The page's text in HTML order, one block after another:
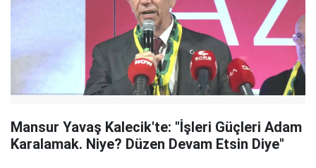
Mansur Yavaş Kalecik'te: "İşleri Güçleri Adam
Karalamak. Niye? Düzen Devam Etsin Diye"